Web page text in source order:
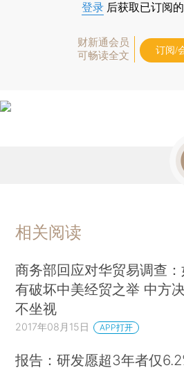
登录 后获取已订阅
财新通会员
可畅读全文
订阅/
相关阅读
商务部回应对华贸易调查：
有破坏中美经贸之举 中方
不坐视
2017年08月15日 APP打开
报告：研发愿超3年者仅